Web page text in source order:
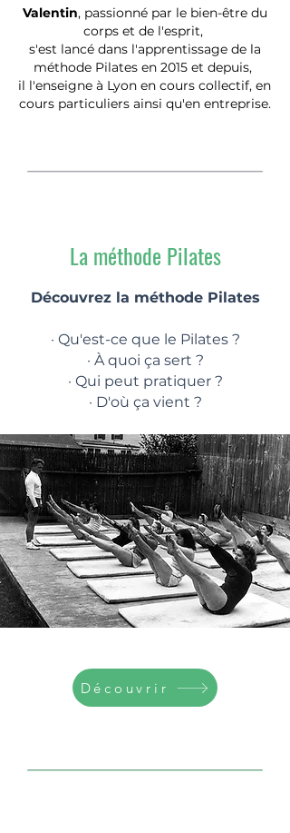
Valentin, passionné par le bien-être du
corps et de l'esprit,
s'est lancé dans l'apprentissage de la
méthode Pilates en 2015 et depuis,
il l'enseigne à Lyon en cours collectif, en
cours particuliers ainsi qu'en entreprise.
La méthode Pilates
Découvrez la méthode Pilates
· Qu'est-ce que le Pilates ?
· À quoi ça sert ?
· Qui peut pratiquer ?
· D'où ça vient ?
Découvrir